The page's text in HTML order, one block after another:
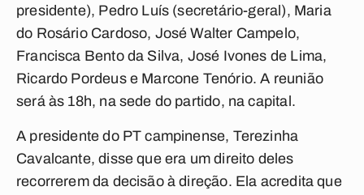
presidente), Pedro Luís (secretário-geral), Maria
do Rosário Cardoso, José Walter Campelo,
Francisca Bento da Silva, José Ivones de Lima,
Ricardo Pordeus e Marcone Tenório. A reunião
será às 18h, na sede do partido, na capital.
A presidente do PT campinense, Terezinha
Cavalcante, disse que era um direito deles
recorrerem da decisão à direção. Ela acredita que